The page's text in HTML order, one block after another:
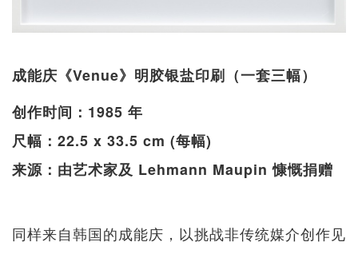
成能庆《Venue》明胶银盐印刷（一套三幅）
创作时间：1985 年
尺幅：22.5 x 33.5 cm (每幅)
来源：由艺术家及 Lehmann Maupin 慷慨捐赠
同样来自韩国的成能庆，以挑战非传统媒介创作见